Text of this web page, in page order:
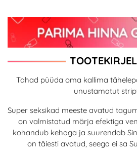
Tahad püüda oma kallima
unustamatut
Super seksikad meeste avatud
on valmistatud märja efektiga
kohandub kehaga ja suurendab
on täiesti avatud, seega ei sa